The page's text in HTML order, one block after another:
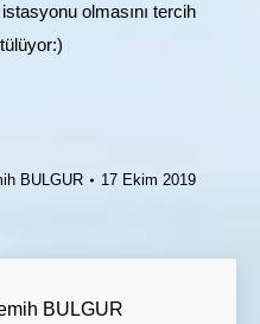
olmasını tercih
BULGUR 17 Ekim 2019
BULGUR